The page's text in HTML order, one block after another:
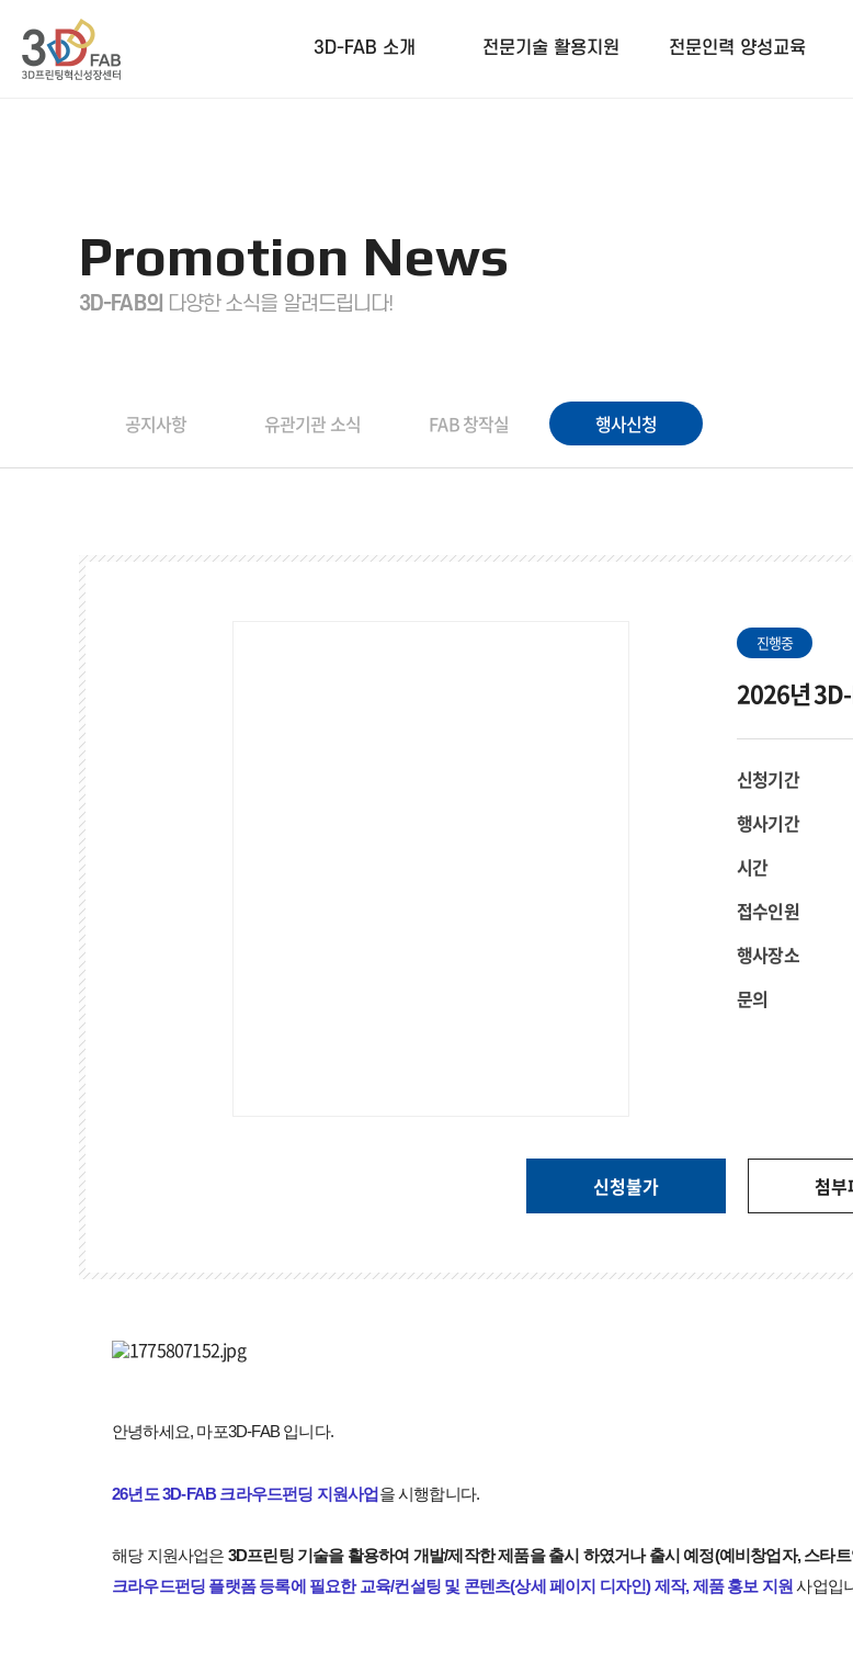
3D-FAB 소개 전문기술 활용지원 전문인력 양성교육
Promotion News
3D-FAB의 다양한 소식을 알려드립니다!
공지사항 유관기관 소식 FAB 창작실 행사신청
진행중
2026년
신청기간
행사기간
시간
접수인원
행사장소
문의
신청불가 첨부
안녕하세요, 마포3D-FAB 입니다.
26년도 3D-FAB 크라우드펀딩 지원사업 을 시행합니다.
해당 지원사업은 3D프린팅 기술을 활용하여 개발/제작한 제품을 출시 하였거나 출시 예정(예비창업자, 스타
크라우드펀딩 플랫폼 등록에 필요한 교육/컨설팅 및 콘텐츠(상세 페이지 디자인) 제작, 제품 홍보 지원 사업입